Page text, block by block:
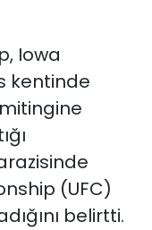
Iowa
kentinde
(UFC)
belirtti.